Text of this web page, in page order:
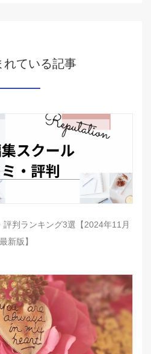
れている記事
判ランキング3選【2024年11月
最新版】